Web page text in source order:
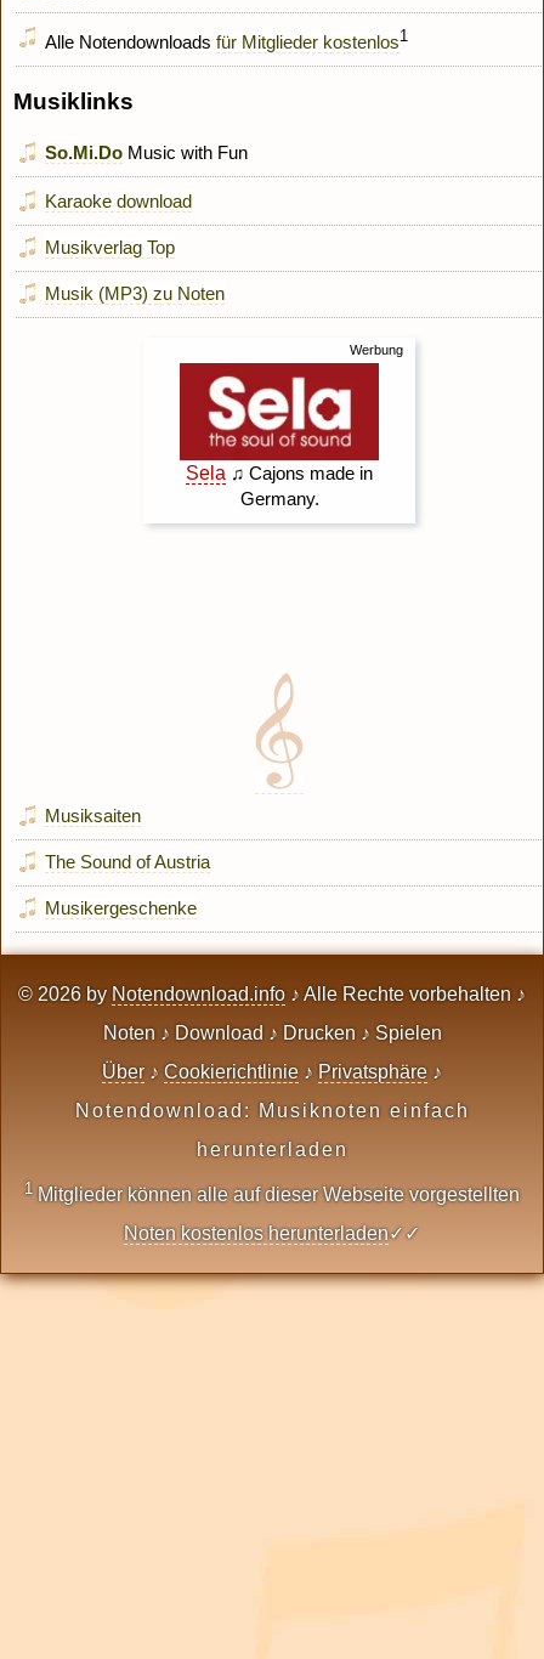
Alle Notendownloads für Mitglieder kostenlos1
Musiklinks
So.Mi.Do Music with Fun
Karaoke download
Musikverlag Top
Musik (MP3) zu Noten
Musiksaiten
The Sound of Austria
Musikergeschenke
© 2026 by Notendownload.info ♪ Alle Rechte vorbehalten ♪
Noten ♪ Download ♪ Drucken ♪ Spielen
Über ♪ Cookierichtlinie ♪ Privatsphäre ♪
Notendownload: Musiknoten einfach
herunterladen
1 Mitglieder können alle auf dieser Webseite vorgestellten
Noten kostenlos herunterladen✓✓